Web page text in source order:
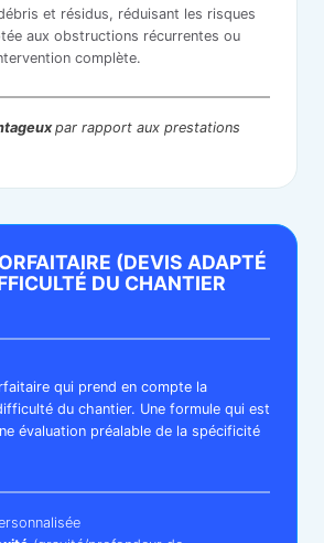
et résidus, réduisant les risques
aux obstructions récurrentes ou
complète.
par rapport aux prestations
(DEVIS ADAPTÉ
DU CHANTIER
qui prend en compte la
du chantier. Une formule qui est
évaluation préalable de la spécificité